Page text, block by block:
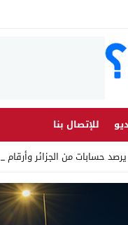
للإتصال بنا
حسابات من الجزائر وأرقاما بـ”21_